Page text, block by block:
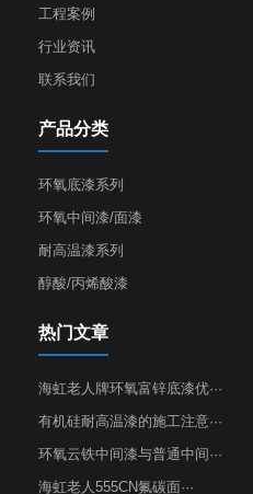
工程案例
行业资讯
联系我们
产品分类
环氧底漆系列
环氧中间漆/面漆
耐高温漆系列
醇酸/丙烯酸漆
热门文章
海虹老人牌环氧富锌底漆优···
有机硅耐高温漆的施工注意···
环氧云铁中间漆与普通中间···
海虹老人555CN氟碳面···